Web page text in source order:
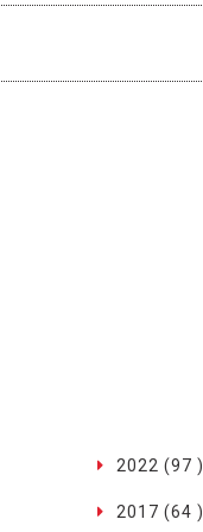
2022 (97 )
2017 (64 )